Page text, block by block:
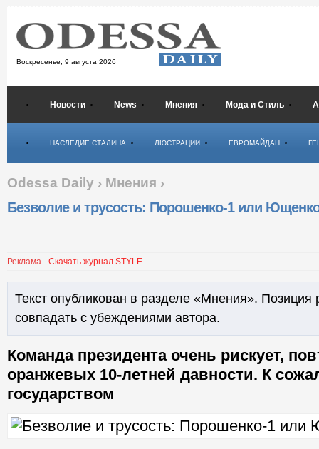
Воскресенье, 9 августа 2026
Новости News Мнения Мода и Стиль
НАСЛЕДИЕ СТАЛИНА ЛЮСТРАЦИИ ЕВРОМАЙДАН
Odessa Daily › Мнения ›
Безволие и трусость: Порошенко-1 или
Реклама Скачать журнал STYLE
Текст опубликован в разделе «Мнения». Позиция
совпадать с убеждениями автора.
Команда президента очень рискует,
оранжевых 10-летней давности. К
государством